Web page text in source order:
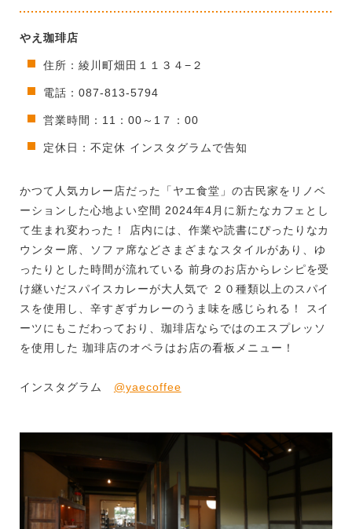
やえ珈琲店
住所：綾川町畑田１１３４−２
電話：087-813-5794
営業時間：11：00～1７：00
定休日：不定休 インスタグラムで告知
かつて人気カレー店だった「ヤエ食堂」の古民家をリノベ
ーションした心地よい空間 2024年4月に新たなカフェとし
て生まれ変わった！ 店内には、作業や読書にぴったりなカ
ウンター席、ソファ席などさまざまなスタイルがあり、ゆ
ったりとした時間が流れている 前身のお店からレシピを受
け継いだスパイスカレーが大人気で ２０種類以上のスパイ
スを使用し、辛すぎずカレーのうま味を感じられる！ スイ
ーツにもこだわっており、珈琲店ならではのエスプレッソ
を使用した 珈琲店のオペラはお店の看板メニュー！
インスタグラム @yaecoffee